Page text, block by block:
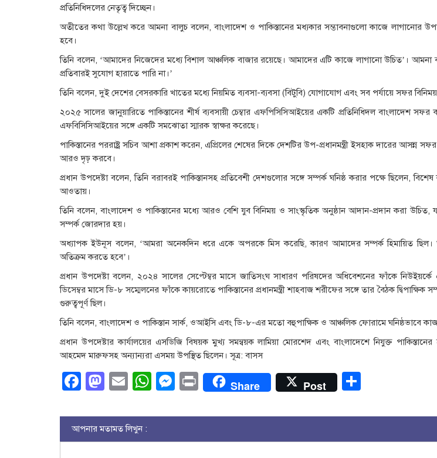
প্রতিনিধিদলের নেতৃত্ব দিচ্ছেন।
অতীতের কথা উল্লেখ করে আমনা বালুচ বলেন, বাংলাদেশ ও পাকিস্তানের মধ্যকার সম্ভাবনাগুলো কাজে লাগানোর
হবে।
তিনি বলেন, ‘আমাদের নিজেদের মধ্যে বিশাল আঞ্চলিক বাজার রয়েছে। আমাদের এটি কাজে লাগানো উচিত’। আমনা
প্রতিবারই সুযোগ হারাতে পারি না।’
তিনি বলেন, দুই দেশের বেসরকারি খাতের মধ্যে নিয়মিত ব্যবসা-ব্যবসা (বিটুবি) যোগাযোগ এবং সব পর্যায়ে সফর
২০২৫ সালের জানুয়ারিতে পাকিস্তানের শীর্ষ ব্যবসায়ী চেম্বার এফপিসিসিআইয়ের একটি প্রতিনিধিদল বাংলাদেশ
এফবিসিসিআইয়ের সঙ্গে একটি সমঝোতা স্মারক স্বাক্ষর করেছে।
পাকিস্তানের পররাষ্ট্র সচিব আশা প্রকাশ করেন, এপ্রিলের শেষের দিকে দেশটির উপ-প্রধানমন্ত্রী ইসহাক দারের আসন্ন
আরও দৃঢ় করবে।
প্রধান উপদেষ্টা বলেন, তিনি বরাবরই পাকিস্তানসহ প্রতিবেশী দেশগুলোর সঙ্গে সম্পর্ক ঘনিষ্ঠ করার পক্ষে ছিলেন,
আওতায়।
তিনি বলেন, বাংলাদেশ ও পাকিস্তানের মধ্যে আরও বেশি যুব বিনিময় ও সাংস্কৃতিক অনুষ্ঠান আদান-প্রদান করা উচিত,
সম্পর্ক জোরদার হয়।
অধ্যাপক ইউনূস বলেন, ‘আমরা অনেকদিন ধরে একে অপরকে মিস করেছি, কারণ আমাদের সম্পর্ক হিমায়িত ছিল।
অতিক্রম করতে হবে’।
প্রধান উপদেষ্টা বলেন, ২০২৪ সালের সেপ্টেম্বর মাসে জাতিসংঘ সাধারণ পরিষদের অধিবেশনের ফাঁকে
ডিসেম্বর মাসে ডি-৮ সম্মেলনের ফাঁকে কায়রোতে পাকিস্তানের প্রধানমন্ত্রী শাহবাজ শরীফের সঙ্গে তার বৈঠক দ্বিপাক্ষিক
গুরুত্বপূর্ণ ছিল।
তিনি বলেন, বাংলাদেশ ও পাকিস্তান সার্ক, ওআইসি এবং ডি-৮-এর মতো বহুপাক্ষিক ও আঞ্চলিক ফোরামে ঘনিষ্ঠভাবে
প্রধান উপদেষ্টার কার্যালয়ের এসডিজি বিষয়ক মুখ্য সমন্বয়ক লামিয়া মোরশেদ এবং বাংলাদেশে নিযুক্ত
আহমেদ মারুফসহ অন্যান্যরা এসময় উপস্থিত ছিলেন। সূত্র: বাসস
Facebook
Mastodon
EmailWhatsApp
Messenger
PrintShare Post
আপনার মতামত লিখুন :